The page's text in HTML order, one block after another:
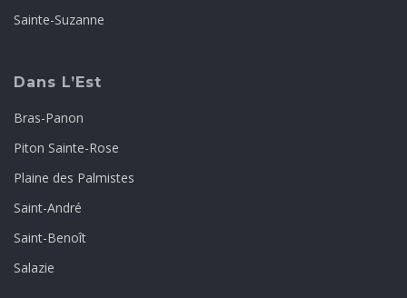
Sainte-Suzanne
Dans L’Est
Bras-Panon
Piton Sainte-Rose
Plaine des Palmistes
Saint-André
Saint-Benoît
Salazie